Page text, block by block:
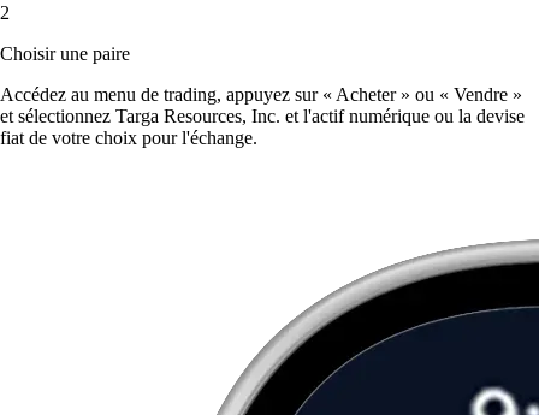
2
Choisir une paire
Accédez au menu de trading, appuyez sur « Acheter » ou « Vendre »
et sélectionnez Targa Resources, Inc. et l'actif numérique ou la devise
fiat de votre choix pour l'échange.